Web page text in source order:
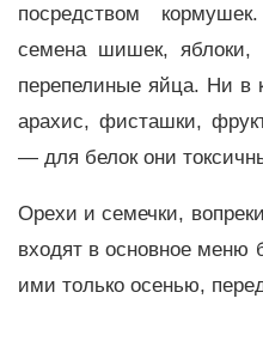
посредством
семена шишек, яблоки,
перепелиные яйца. Ни в
арахис, фисташки,
— для белок они
Орехи и семечки,
входят в основное меню
ими только осенью,